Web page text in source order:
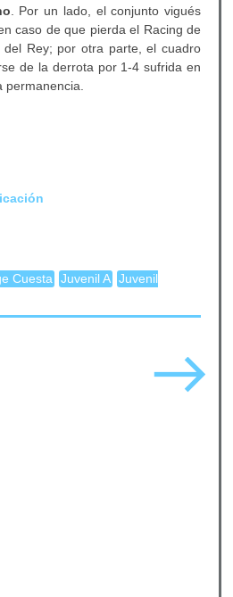
. Por un lado, el conjunto vigués
caso de que pierda el Racing de
Rey; por otra parte, el cuadro
de la derrota por 1-4 sufrida en
Cuesta Juvenil A Juvenil